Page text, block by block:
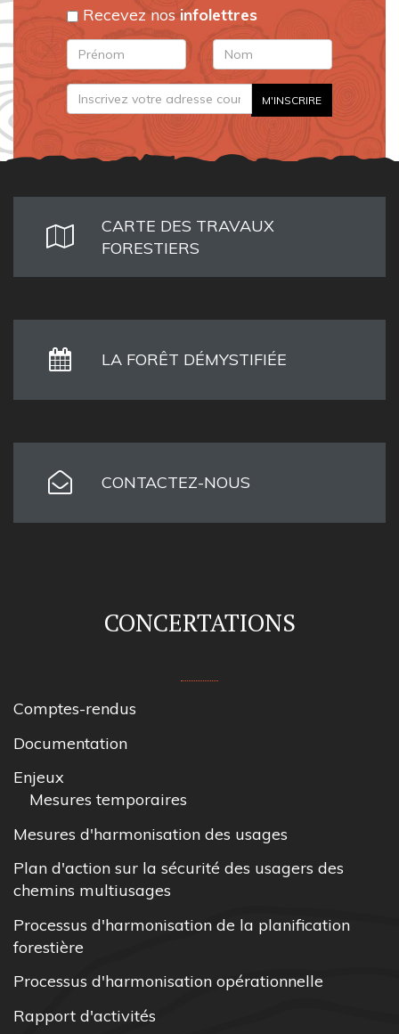
Recevez nosinfolettres
CARTE DES TRAVAUX
FORESTIERS
LA FORÊT DÉMYSTIFIÉE
CONTACTEZ-NOUS
CONCERTATIONS
Comptes-rendus
Documentation
Enjeux
Mesures temporaires
Mesures d'harmonisation des usages
Plan d'action sur la sécurité des usagers des
chemins multiusages
Processus d'harmonisation de la planification
forestière
Processus d'harmonisation opérationnelle
Rapport d'activités